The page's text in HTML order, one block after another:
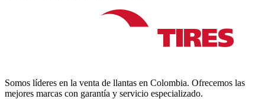
Somos líderes en la venta de llantas en Colombia. Ofrecemos las
mejores marcas con garantía y servicio especializado.